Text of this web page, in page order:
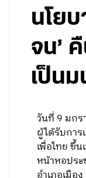
นโยบ
จน’
เป็น
วันที่ 9 มก
ผู้ได้รับกา
เพื่อไทย ขึ้
หน้าหอประ